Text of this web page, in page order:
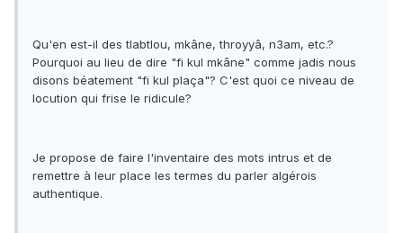
Qu'en est-il des tlabtlou, mkâne, throyyâ, n3am, etc.?
Pourquoi au lieu de dire "fi kul mkâne" comme jadis nous
disons béatement "fi kul plaça"? C'est quoi ce niveau de
locution qui frise le ridicule?
Je propose de faire l'inventaire des mots intrus et de
remettre à leur place les termes du parler algérois
authentique.